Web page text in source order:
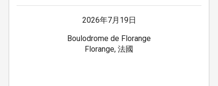
2026年7月19日
Boulodrome de Florange
Florange, 法國